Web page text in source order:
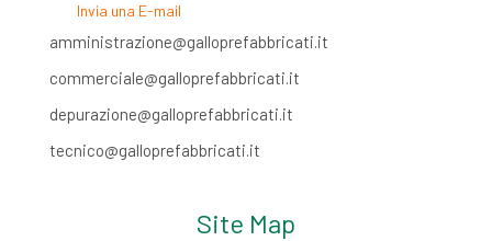
Invia una E-mail
amministrazione@galloprefabbricati.it
commerciale@galloprefabbricati.it
depurazione@galloprefabbricati.it
tecnico@galloprefabbricati.it
Site Map